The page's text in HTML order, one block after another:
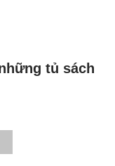
tủ sách